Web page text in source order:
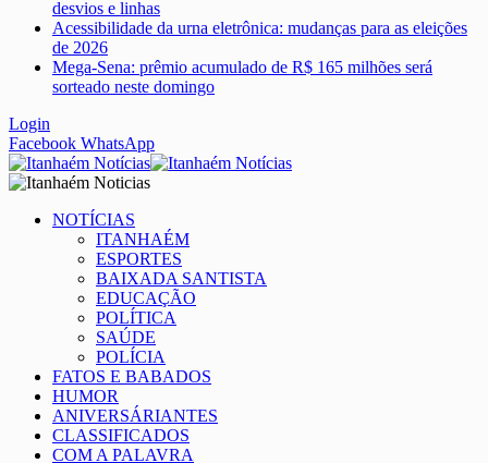
desvios e linhas
Acessibilidade da urna eletrônica: mudanças para as eleições
de 2026
Mega-Sena: prêmio acumulado de R$ 165 milhões será
sorteado neste domingo
Login
Facebook WhatsApp
NOTÍCIAS
ITANHAÉM
ESPORTES
BAIXADA SANTISTA
EDUCAÇÃO
POLÍTICA
SAÚDE
POLÍCIA
FATOS E BABADOS
HUMOR
ANIVERSÁRIANTES
CLASSIFICADOS
COM A PALAVRA